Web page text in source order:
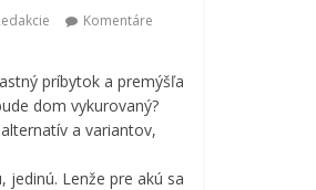
Komentáre
príbytok a premýšľa
dom vykurovaný?
a variantov,
jedinú. Lenže pre akú sa